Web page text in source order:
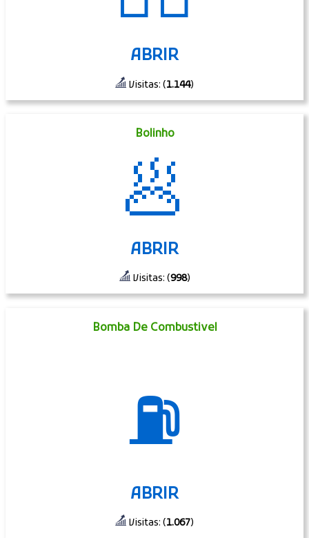
ABRIR
Visitas: (1.144)
Bolinho
🥟
ABRIR
Visitas: (998)
Bomba De Combustivel
⛽
ABRIR
Visitas: (1.067)